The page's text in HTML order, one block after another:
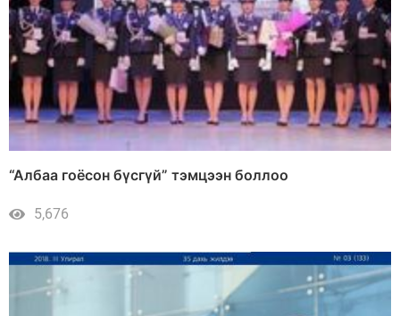
“Албаа гоёсон бүсгүй” тэмцээн боллоо
5,676